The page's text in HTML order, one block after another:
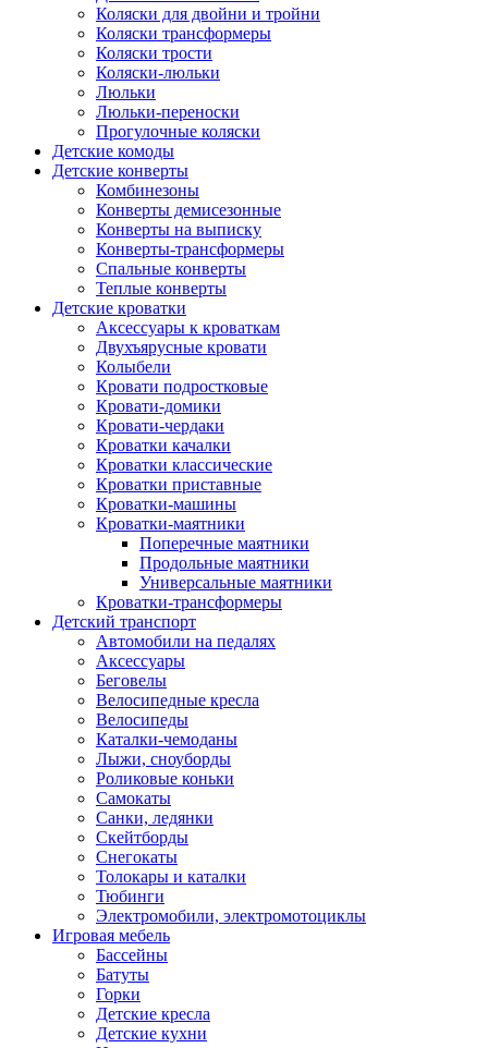
Коляски для двойни и тройни
Коляски трансформеры
Коляски трости
Коляски-люльки
Люльки
Люльки-переноски
Прогулочные коляски
Детские комоды
Детские конверты
Комбинезоны
Конверты демисезонные
Конверты на выписку
Конверты-трансформеры
Спальные конверты
Теплые конверты
Детские кроватки
Аксессуары к кроваткам
Двухъярусные кровати
Колыбели
Кровати подростковые
Кровати-домики
Кровати-чердаки
Кроватки качалки
Кроватки классические
Кроватки приставные
Кроватки-машины
Кроватки-маятники
Поперечные маятники
Продольные маятники
Универсальные маятники
Кроватки-трансформеры
Детский транспорт
Автомобили на педалях
Аксессуары
Беговелы
Велосипедные кресла
Велосипеды
Каталки-чемоданы
Лыжи, сноуборды
Роликовые коньки
Самокаты
Санки, ледянки
Скейтборды
Снегокаты
Толокары и каталки
Тюбинги
Электромобили, электромотоциклы
Игровая мебель
Бассейны
Батуты
Горки
Детские кресла
Детские кухни